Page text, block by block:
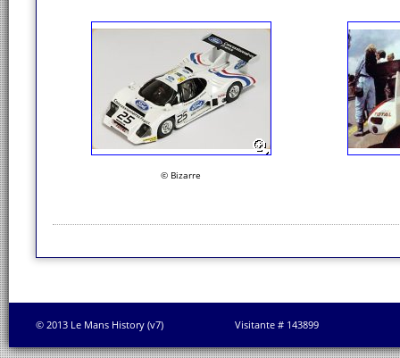
© Bizarre
© 2013 Le Mans History (v7) Visitante # 143899